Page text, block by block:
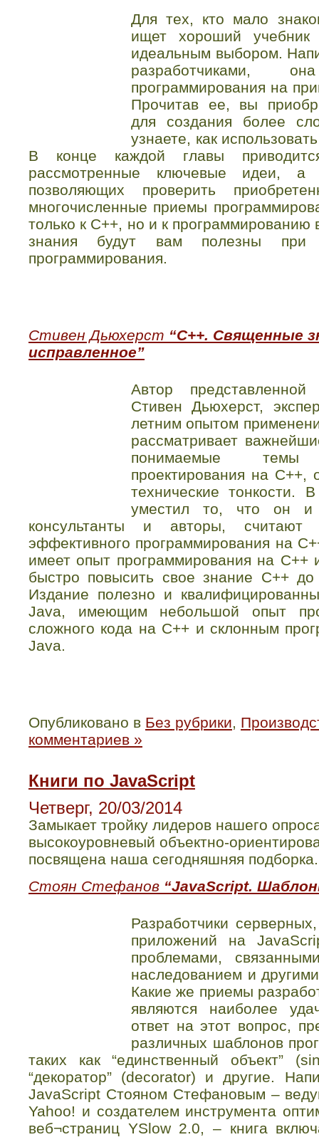
Для тех, кто мало
ищет хороший
идеальным выбором.
разработчиками,
программирования на
Прочитав ее, вы
для создания более
узнаете, как
В конце каждой главы
рассмотренные ключевые идеи, а
позволяющих проверить
многочисленные приемы
только к С++, но и к
знания будут вам полезны при
программирования.
Стивен Дьюхерст “C++. Священные
исправленное”
Автор
Стивен Дьюхерст,
летним опытом
рассматривает
понимаемые темы
проектирования на С++,
технические
уместил то, что он и
консультанты и авторы,
эффективного программирования на
имеет опыт программирования на C++
быстро повысить свое знание С++ до
Издание полезно и
Java, имеющим небольшой опыт
сложного кода на С++ и склонным
Java.
Опубликовано в Без рубрики,
комментариев »
Книги по JavaScript
Четверг, 20/03/2014
Замыкает тройку лидеров нашего
высокоуровневый объектно-
посвящена наша сегодняшняя подборка.
Стоян Стефанов “JavaScript.
Разработчики
приложений на
проблемами,
наследованием и
Какие же приемы
являются наиболее
ответ на этот вопрос,
различных шаблонов
таких как “единственный объект”
“декоратор” (decorator) и другие.
JavaScript Стояном Стефановым –
Yahoo! и создателем инструмента
веб¬страниц YSlow 2.0, – книга